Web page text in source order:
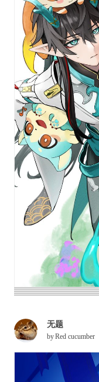
无题
byRed cucumber